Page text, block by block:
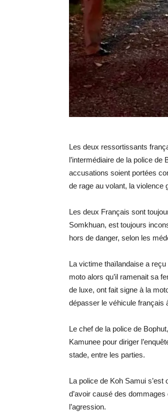
Les deux ressortissants
l’intermédiaire de la police
accusations soient portées
de rage au volant, la violence
Les deux Français sont
Somkhuan, est toujours
hors de danger, selon les
La victime thaïlandaise a
moto alors qu’il ramenait sa
de luxe, ont fait signe à la
dépasser le véhicule français
Le chef de la police de
Kamunee pour diriger
stade, entre les parties.
La police de Koh Samui
d’avoir causé des
l’agression.